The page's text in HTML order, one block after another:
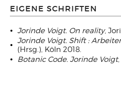
EIGENE SCHRIFTEN
Jorinde Voigt. On reality,
Jorinde Voigt. Shift :
(Hrsg.), Köln 2018.
Botanic Code. Jorinde Voigt